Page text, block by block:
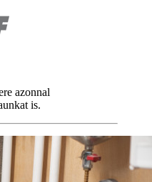
azonnal
is.